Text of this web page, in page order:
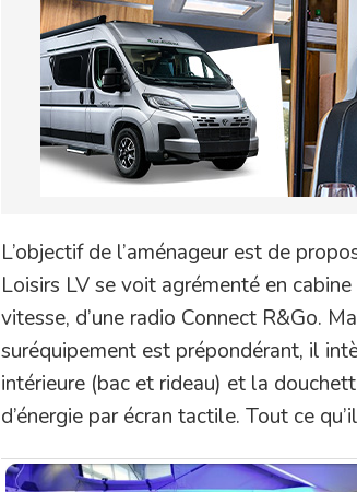
L’objectif de l’aménageur est de
Loisirs LV se voit agrémenté en
vitesse, d’une radio Connect R&Go.
suréquipement est prépondérant, il
intérieure (bac et rideau) et la
d’énergie par écran tactile. Tout ce